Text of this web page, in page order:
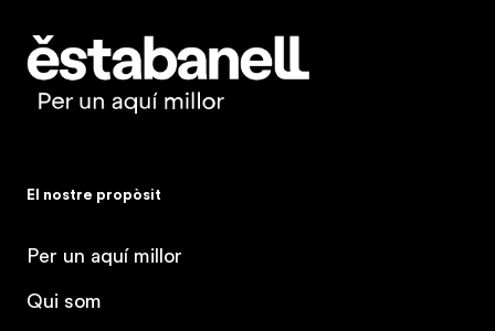
Estabanell
El nostre propòsit
Per un aquí millor
Qui som